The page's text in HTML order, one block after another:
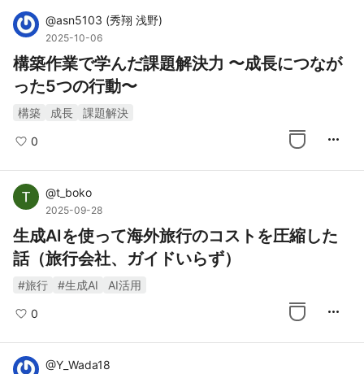
@asn5103 (秀翔 浅野)
2025-10-06
構築作業で学んだ課題解決力 〜成長につなが
った5つの行動〜
構築 成長 課題解決
0 more_horiz
@t_boko
2025-09-28
生成AIを使って海外旅行のコストを圧縮した
話（旅行会社、ガイドいらず）
#旅行 #生成AI AI活用
0 more_horiz
@Y_Wada18